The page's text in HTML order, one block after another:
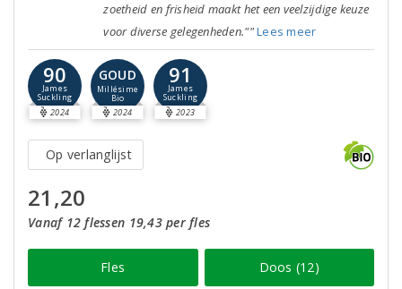
zoetheid en frisheid maakt het een veelzijdige keuze
voor diverse gelegenheden.""Lees meer
90
James
Suckling
2024
GOUD
Millésime
Bio
2024
91
James
Suckling
2023
Op verlanglijst
21,20
Vanaf 12 flessen 19,43 per fles
Fles Doos (12)